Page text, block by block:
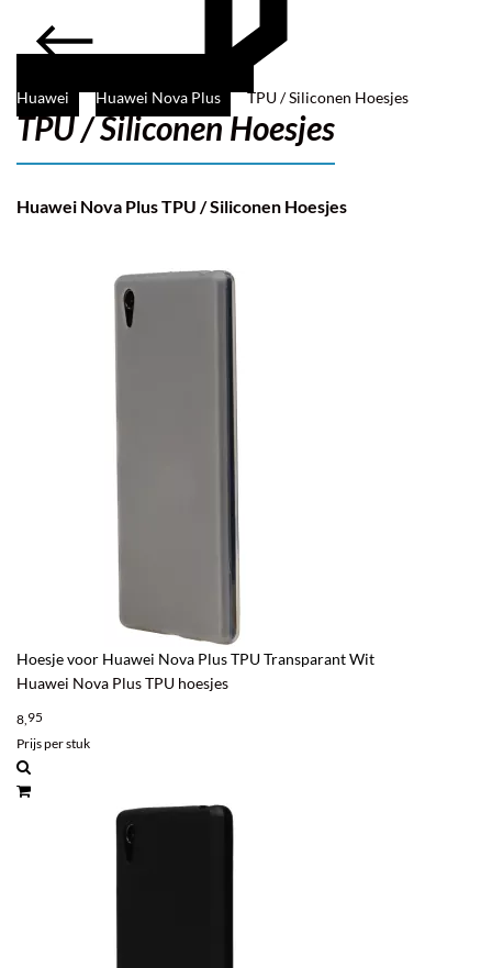
Huawei Huawei Nova Plus TPU / Siliconen Hoesjes
TPU / Siliconen Hoesjes
Huawei Nova Plus TPU / Siliconen Hoesjes
Hoesje voor Huawei Nova Plus TPU Transparant Wit
Huawei Nova Plus TPU hoesjes
8,95
Prijs per stuk